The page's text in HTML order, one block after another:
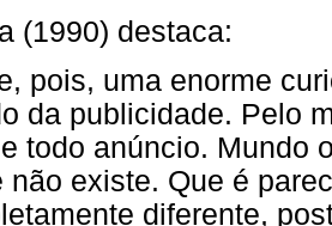
(1990) destaca:
pois, uma enorme
da publicidade. Pelo
todo anúncio. Mundo
não existe. Que é
diferente,